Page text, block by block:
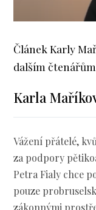
Článek Karly
dalším
Karla
Vážení přátelé,
za podpory
Petra Fialy chce
pouze
zákonnými